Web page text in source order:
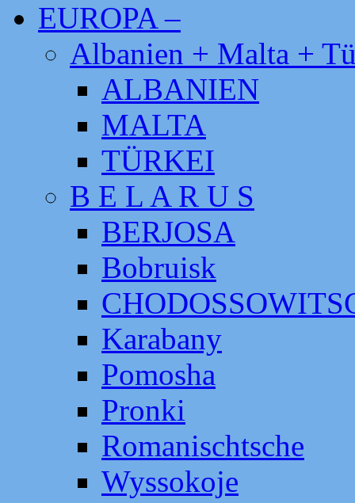
EUROPA –
Albanien + Malta +
ALBANIEN
MALTA
TÜRKEI
B E L A R U S
BERJOSA
Bobruisk
Karabany
Pomosha
Pronki
Romanischtsche
Wyssokoje